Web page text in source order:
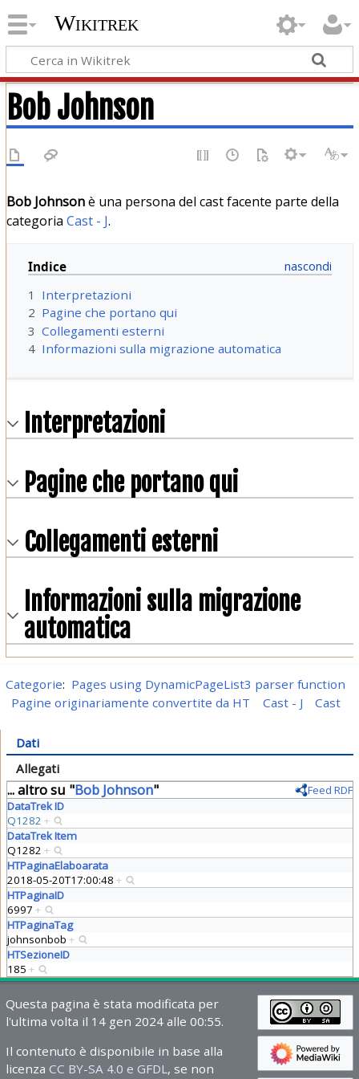
Wikitrek
Bob Johnson
Bob Johnsonè una persona del cast facente parte della
categoria Cast - J.
Indice
1
Interpretazioni
2 Pagine che portano qui
3 Collegamenti esterni
4 Informazioni sulla migrazione automatica
Interpretazioni
Pagine che portano qui
Collegamenti esterni
Informazioni sulla migrazione
automatica
Categorie: Pages using DynamicPageList3 parser function
Pagine originariamente convertite da HT
Cast - J Cast
Dati
Allegati
... altro su "Bob Johnson"
Feed RDF
DataTrek ID
Q1282 +
DataTrek Item
Q1282 +
HTPaginaElaboarata
2018-05-20T17:00:48 +
HTPaginaID
6997 +
HTPaginaTag
johnsonbob +
HTSezioneID
185 +
Questa pagina è stata modificata per
l'ultima volta il 14 gen 2024 alle 00:55.
Il contenuto è disponibile in base alla
licenza CC BY-SA 4.0 e GFDL , se non